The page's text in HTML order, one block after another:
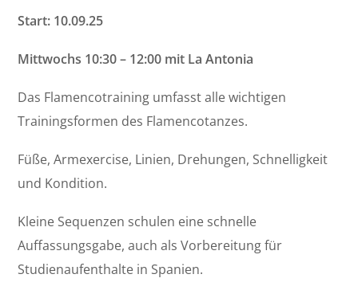
Start: 10.09.25
Mittwochs 10:30 – 12:00 mit La Antonia
Das Flamencotraining umfasst alle wichtigen
Trainingsformen des Flamencotanzes.
Füße, Armexercise, Linien, Drehungen, Schnelligkeit
und Kondition.
Kleine Sequenzen schulen eine schnelle
Auffassungsgabe, auch als Vorbereitung für
Studienaufenthalte in Spanien.